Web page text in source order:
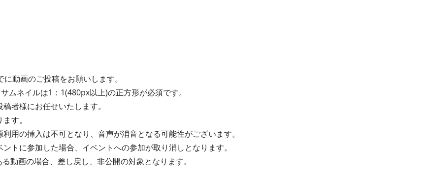
動画のご投稿をお願いします。
ムネイルは1：1(480px以上)の正方形が必須です。
者様にお任せいたします。
す。
用の挿入は不可となり、音声が消音となる可能性がございます。
トに参加した場合、イベントへの参加が取り消しとなります。
動画の場合、差し戻し、非公開の対象となります。